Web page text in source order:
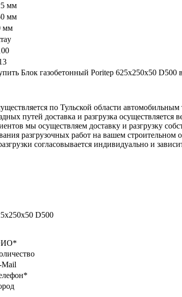
мм
мм
мм
Блок газобетонный Poritep 625x250x50
по Тульской области
путей доставка и разгрузка осуществляется
мы осуществляем доставку и разгрузку
разгрузочных работ на вашем строительном
согласовывается индивидуально и
D500
*
Mail
*